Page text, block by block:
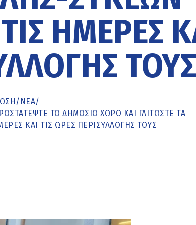
ΗΜΈΡΕΣ
/ ΝΕΑ/
ΤΟ ΔΗΜΌΣΙΟ ΧΏΡΟ ΚΑΙ ΓΛΙΤΏΣΤΕ ΤΑ
ΚΑΙ ΤΙΣ ΏΡΕΣ ΠΕΡΙΣΥΛΛΟΓΉΣ ΤΟΥΣ